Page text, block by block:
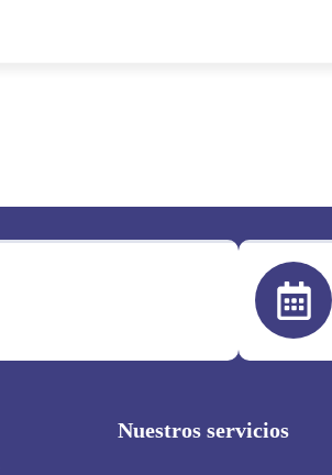
Nuestros servicios